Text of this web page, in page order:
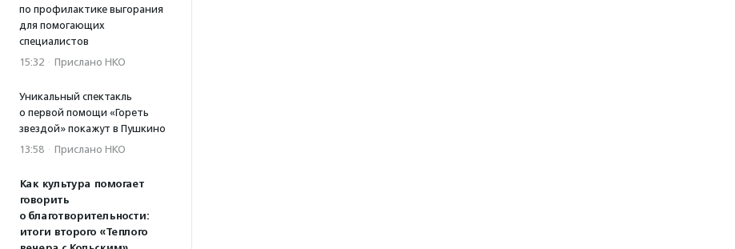
по профилактике выгорания
для помогающих
специалистов
15:32 · Прислано НКО
Уникальный спектакль
о первой помощи «Гореть
звездой» покажут в Пушкино
13:58 · Прислано НКО
Как культура помогает
говорить
о благотворительности:
итоги второго «Теплого